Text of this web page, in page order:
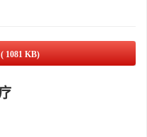
( 1081 KB)